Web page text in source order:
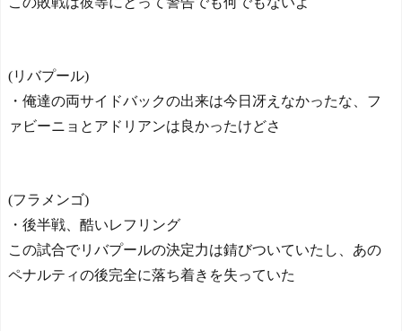
(リバプール)
・俺達の両サイドバックの出来は今日冴えなかったな、フ
ァビーニョとアドリアンは良かったけどさ
(フラメンゴ)
・後半戦、酷いレフリング
この試合でリバプールの決定力は錆びついていたし、あの
ペナルティの後完全に落ち着きを失っていた